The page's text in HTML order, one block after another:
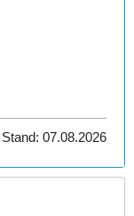
Stand: 07.08.2026